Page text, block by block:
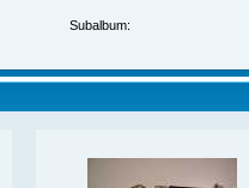
Subalbum: